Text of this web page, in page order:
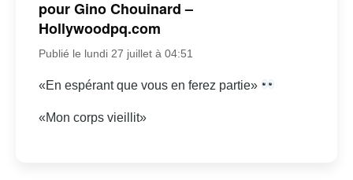
pour Gino Chouinard –
Hollywoodpq.com
Publié le lundi 27 juillet à 04:51
«En espérant que vous en ferez partie»
«Mon corps vieillit»